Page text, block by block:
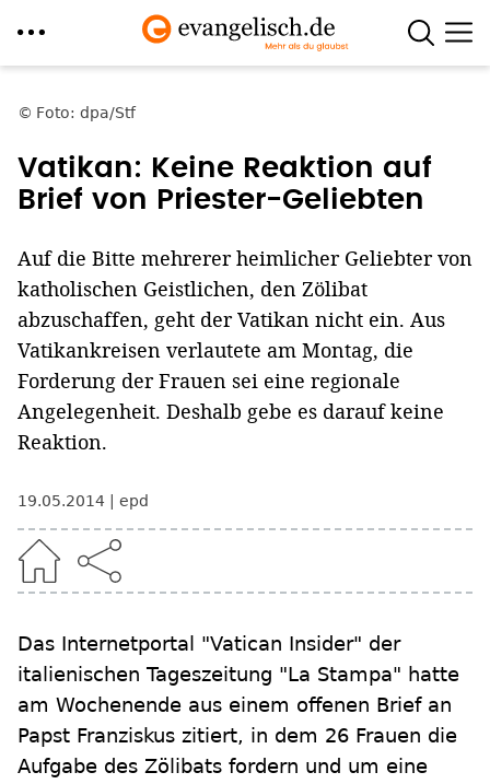
zumFoto: dpa/Stf
Vatikan: Keine Reaktion auf
Brief von Priester-Geliebten
Auf die Bitte mehrerer heimlicher Geliebter von
katholischen Geistlichen, den Zölibat
abzuschaffen, geht der Vatikan nicht ein. Aus
Vatikankreisen verlautete am Montag, die
Forderung der Frauen sei eine regionale
Angelegenheit. Deshalb gebe es darauf keine
Reaktion.
19.05.2014 epd
Das Internetportal "Vatican Insider" der
italienischen Tageszeitung "La Stampa" hatte
am Wochenende aus einem offenen Brief an
Papst Franziskus zitiert, in dem 26 Frauen die
Aufgabe des Zölibats fordern und um eine